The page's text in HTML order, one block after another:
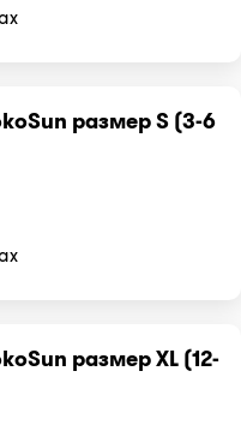
размер S (3-6
размер XL (12-